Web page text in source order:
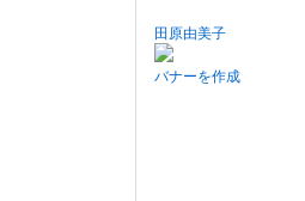
田原由美子
バナーを作成